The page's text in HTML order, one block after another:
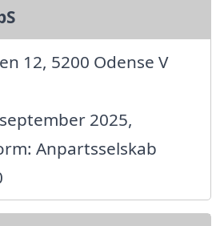
12, 5200 Odense V
2025,
Anpartsselskab